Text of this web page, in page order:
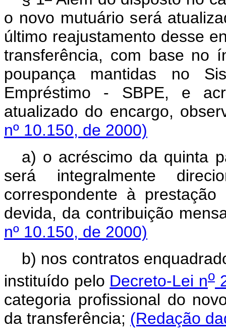
o novo mutuário será
último reajustamento desse
transferência, com base no
poupança mantidas no
Empréstimo - SBPE, e
atualizado do encargo,
nº 10.150, de 2000)
a) o acréscimo da quinta
será integralmente
correspondente à
devida, da contribuição
nº 10.150, de 2000)
b) nos contratos
instituído pelo Decreto-Lei no
categoria profissional do
da transferência; (Redação